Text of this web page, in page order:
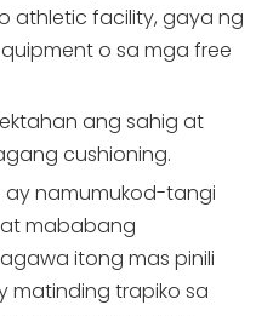
athletic facility, gaya ng
o sa mga free
ang sahig at
cushioning.
ay namumukod-tangi
mababang
itong mas pinili
matinding trapiko sa